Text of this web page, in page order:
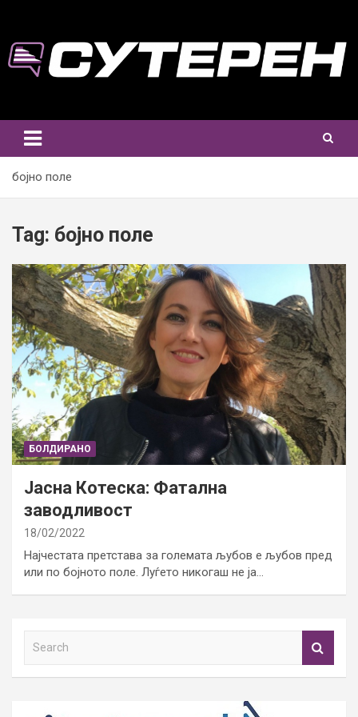
content
бојно поле
Tag: бојно поле
БОЛДИРАНО
Јасна Котеска: Фатална
заводливост
18/02/2022
Најчестата претстава за големата љубов е љубов пред
или по бојното поле. Луѓето никогаш не ја…